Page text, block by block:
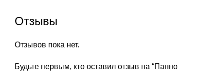
Отзывы
Отзывов пока нет.
Будьте первым, кто оставил отзыв на “Панно